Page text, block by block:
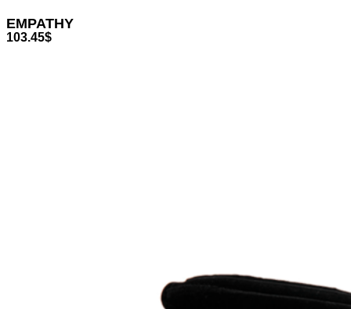
EMPATHY
103.45$